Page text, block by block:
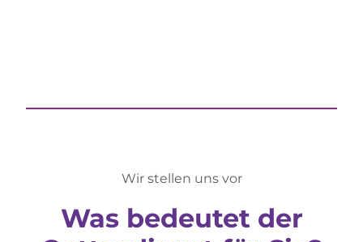
Wir stellen uns vor
Was bedeutet der